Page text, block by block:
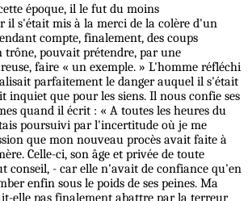
époque, il le fut du moins
il s'était mis à la merci de la colère d'un
compte, finalement, des coups
trône, pouvait prétendre, par une
faire « un exemple. » L'homme réfléchi
parfaitement le danger auquel il s'était
inquiet que pour les siens. Il nous confie ses
quand il écrit : « A toutes les heures du
poursuivi par l'incertitude où je me
que mon nouveau procès avait faite à
Celle-ci, son âge et privée de toute
conseil, - car elle n'avait de confiance qu'en
enfin sous le poids de ses peines. Ma
elle pas finalement abattre par la terreur